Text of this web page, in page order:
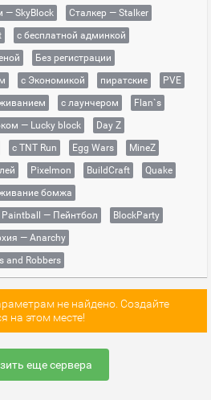
— SkyBlock
Сталкер — Stalker
с бесплатной админкой
Без регистрации
с Экономикой пиратские
PVE
с лаунчером
Flan`s
— Lucky block
Day Z
с TNT Run Egg Wars
MineZ
Pixelmon BuildCraft
Quake
бомжа
Paintball — Пейнтбол
BlockParty
— Anarchy
and Robbers
не найдено. Создайте
на этом месте!
еще сервера